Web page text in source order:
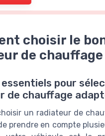
choisir le
de chauffage
pour
de chauffage
un radiateur de
prendre en compte